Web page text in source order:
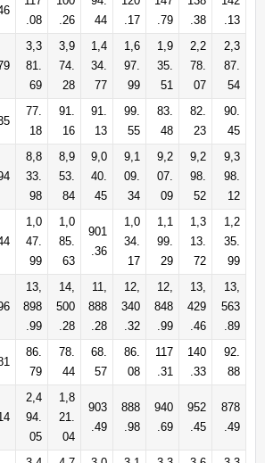
.08
.26
44
.17
.79
.38
.13
3,3
81.
69
3,9
74.
28
1,4
34.
77
1,6
97.
99
1,9
35.
51
2,2
78.
07
2,3
87.
54
77.
18
91.
16
91.
13
99.
55
83.
48
82.
23
90.
45
8,8
33.
98
8,9
53.
84
9,0
40.
45
9,1
09.
34
9,2
07.
09
9,2
98.
52
9,3
98.
12
1,0
47.
99
1,0
85.
63
901
.36
1,0
34.
17
1,1
99.
29
1,3
13.
72
1,2
35.
99
13,
898
.99
14,
500
.28
11,
888
.28
12,
340
.32
12,
848
.99
13,
429
.46
13,
563
.89
86.
79
78.
44
68.
57
86.
08
117
.31
140
.33
92.
88
2,4
94.
05
1,8
21.
04
903
.49
888
.98
940
.69
952
.45
878
.49